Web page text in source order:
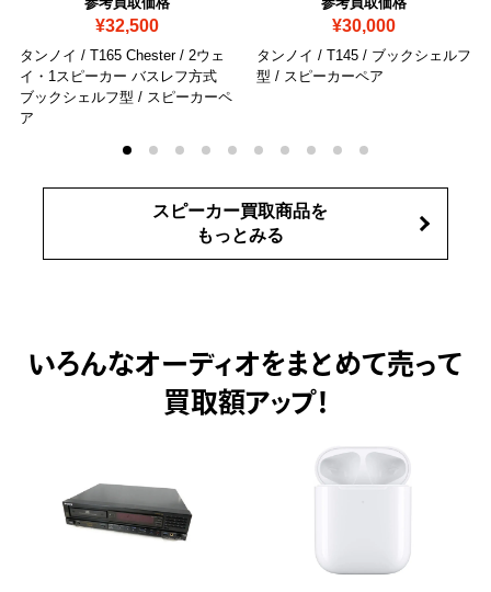
¥32,500
タンノイ / T165 Chester / 2ウェ
イ・1スピーカー バスレフ方式
ブックシェルフ型 / スピーカーペ
ア
¥30,000
タンノイ / T145 / ブックシェルフ
型 / スピーカーペア
スピーカー買取商品を
もっとみる
いろんなオーディオをまとめて売って
買取額アップ！